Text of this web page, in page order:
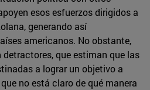
esos esfuerzos dirigidos a
generando así
americanos. No obstante,
que estiman que las
a lograr un objetivo a
no está claro de qué manera